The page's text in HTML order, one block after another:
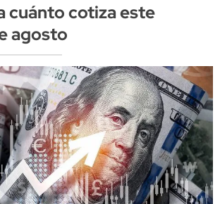
cuánto cotiza este
agosto